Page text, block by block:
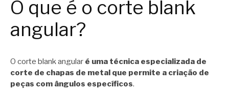
O que é o corte blank
angular?
O corte blank angular é uma técnica especializada de
corte de chapas de metal que permite a criação de
peças com ângulos específicos.